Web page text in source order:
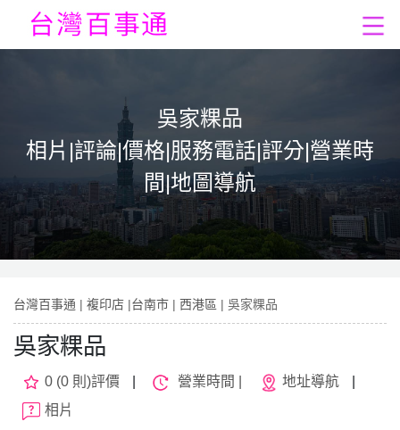
吳家粿品
相片|評論|價格|服務電話|評分|營業時
間|地圖導航
台灣百事通 | 複印店 |台南市 | 西港區 | 吳家粿品
吳家粿品
0 (0 則)評價 營業時間 | 地址導航
相片